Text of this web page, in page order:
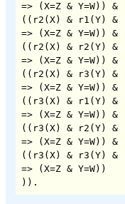
=> (X=Z & Y=W)) &
((r2(X) & r1(Y) &
=> (X=Z & Y=W)) &
((r2(X) & r2(Y) &
=> (X=Z & Y=W)) &
((r2(X) & r3(Y) &
=> (X=Z & Y=W)) &
((r3(X) & r1(Y) &
=> (X=Z & Y=W)) &
((r3(X) & r2(Y) &
=> (X=Z & Y=W)) &
((r3(X) & r3(Y) &
=> (X=Z & Y=W))
)).